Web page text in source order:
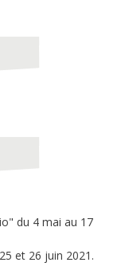
du 4 mai au 17
et 26 juin 2021.